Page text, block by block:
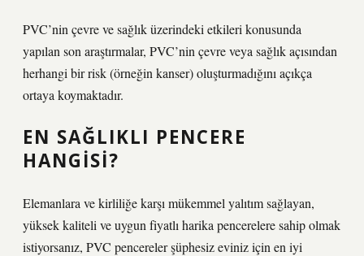
PVC’nin çevre ve sağlık üzerindeki etkileri konusunda
yapılan son araştırmalar, PVC’nin çevre veya sağlık açısından
herhangi bir risk (örneğin kanser) oluşturmadığını açıkça
ortaya koymaktadır.
EN SAĞLIKLI PENCERE
HANGISI?
Elemanlara ve kirliliğe karşı mükemmel yalıtım sağlayan,
yüksek kaliteli ve uygun fiyatlı harika pencerelere sahip olmak
istiyorsanız, PVC pencereler şüphesiz eviniz için en iyi